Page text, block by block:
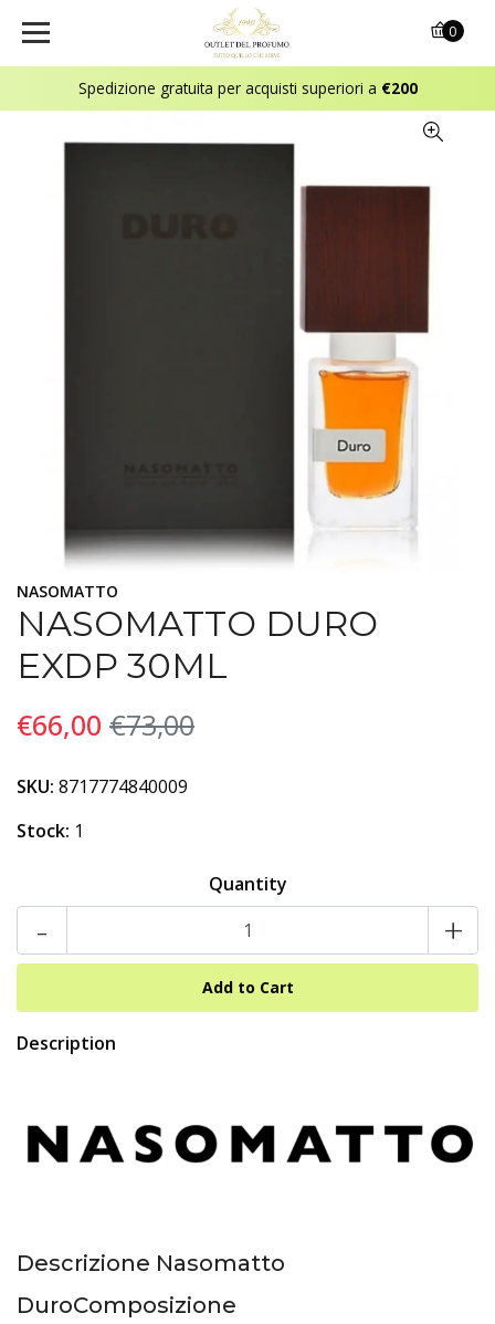
Spedizione gratuita per acquisti superiori a €200
0
NASOMATTO
NASOMATTO DURO
EXDP 30ML
€66,00 €73,00
SKU: 8717774840009
Stock: 1
Quantity
- +
Description
Descrizione Nasomatto
DuroComposizione